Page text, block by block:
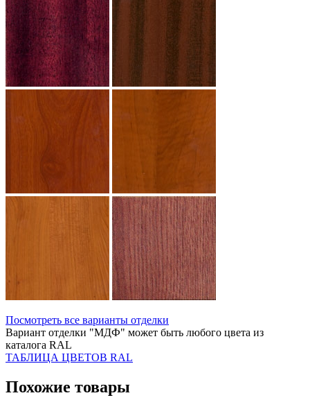
Посмотреть все варианты отделки
Вариант отделки "МДФ" может быть любого цвета из
каталога RAL
ТАБЛИЦА ЦВЕТОВ RAL
Похожие товары